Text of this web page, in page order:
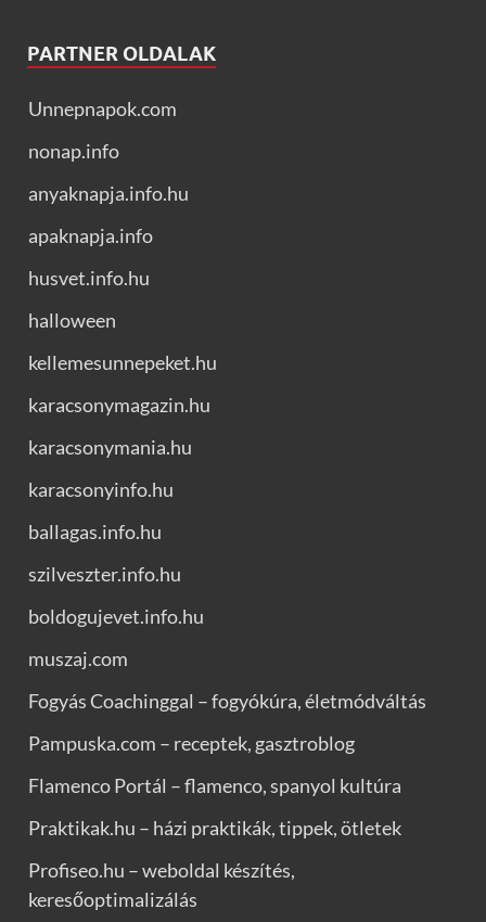
PARTNER OLDALAK
Unnepnapok.com
nonap.info
anyaknapja.info.hu
apaknapja.info
husvet.info.hu
halloween
kellemesunnepeket.hu
karacsonymagazin.hu
karacsonymania.hu
karacsonyinfo.hu
ballagas.info.hu
szilveszter.info.hu
boldogujevet.info.hu
muszaj.com
Fogyás Coachinggal – fogyókúra, életmódváltás
Pampuska.com – receptek, gasztroblog
Flamenco Portál – flamenco, spanyol kultúra
Praktikak.hu – házi praktikák, tippek, ötletek
Profiseo.hu – weboldal készítés,
keresőoptimalizálás